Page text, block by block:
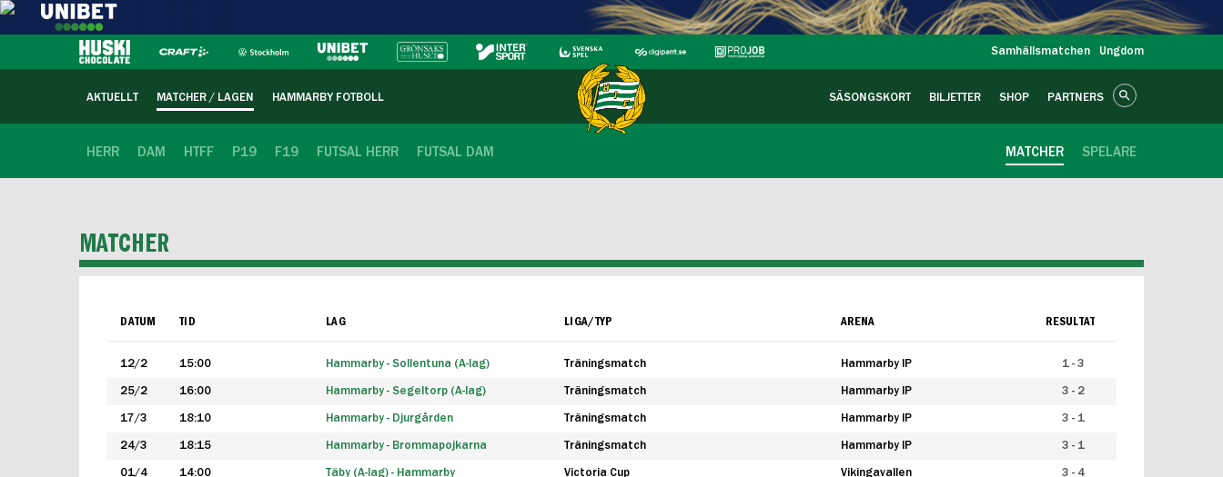
Samhällsmatchen Ungdom
AKTUELLT MATCHER / LAGEN HAMMARBY FOTBOLL SÄSONGSKORT BILJETTER SHOP PARTNERS
HERR DAM HTFF P19 F19 FUTSAL HERR FUTSAL DAM SPELARE
MATCHER
MATCHER
DATUM TID LAG LIGA/TYP ARENA RESULTAT
12/2 15:00 Hammarby - Sollentuna (A-lag) Träningsmatch Hammarby IP 1 - 3
25/2 16:00 Hammarby - Segeltorp (A-lag) Träningsmatch Hammarby IP 3 - 2
17/3 18:10 Hammarby - Djurgården Träningsmatch Hammarby IP 3 - 1
24/3 18:15 Hammarby - Brommapojkarna Träningsmatch Hammarby IP 3 - 1
01/4 14:00 Täby (A-lag) - Hammarby Victoria Cup Vikingavallen 3 - 4